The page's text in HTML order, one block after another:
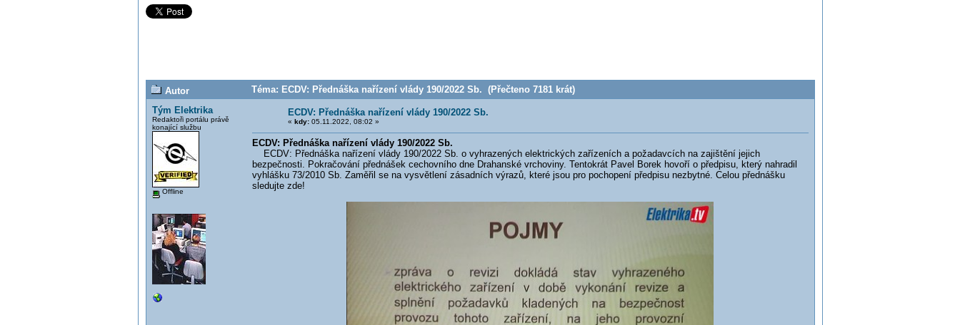
Autor
Téma: ECDV: Přednáška nařízení vlády 190/2022 Sb. (Přečteno 7181 krát)
Tým Elektrika
Redaktoři portálu právě
konající službu
Offline
ECDV: Přednáška nařízení vlády 190/2022 Sb.
« kdy:05.11.2022, 08:02 »
ECDV: Přednáška nařízení vlády 190/2022 Sb.
ECDV: Přednáška nařízení vlády 190/2022 Sb. o vyhrazených elektrických zařízeních a požadavcích na zajištění jejich
bezpečnosti. Pokračování přednášek cechovního dne Drahanské vrchoviny. Tentokrát Pavel Borek hovoří o předpisu, který nahradil
vyhlášku 73/2010 Sb. Zaměřil se na vysvětlení zásadních výrazů, které jsou pro pochopení předpisu nezbytné. Celou přednášku
sledujte zde!